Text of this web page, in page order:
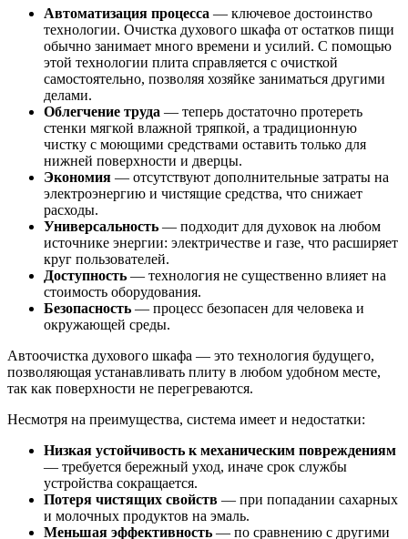
Автоматизация процесса — ключевое достоинство
технологии. Очистка духового шкафа от остатков пищи
обычно занимает много времени и усилий. С помощью
этой технологии плита справляется с очисткой
самостоятельно, позволяя хозяйке заниматься другими
делами.
Облегчение труда — теперь достаточно протереть
стенки мягкой влажной тряпкой, а традиционную
чистку с моющими средствами оставить только для
нижней поверхности и дверцы.
Экономия — отсутствуют дополнительные затраты на
электроэнергию и чистящие средства, что снижает
расходы.
Универсальность — подходит для духовок на любом
источнике энергии: электричестве и газе, что расширяет
круг пользователей.
Доступность — технология не существенно влияет на
стоимость оборудования.
Безопасность — процесс безопасен для человека и
окружающей среды.
Автоочистка духового шкафа — это технология будущего,
позволяющая устанавливать плиту в любом удобном месте,
так как поверхности не перегреваются.
Несмотря на преимущества, система имеет и недостатки:
Низкая устойчивость к механическим повреждениям
— требуется бережный уход, иначе срок службы
устройства сокращается.
Потеря чистящих свойств — при попадании сахарных
и молочных продуктов на эмаль.
Меньшая эффективность — по сравнению с другими